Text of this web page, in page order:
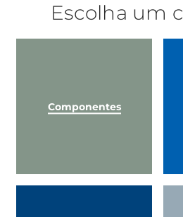
Escolha um
Componentes